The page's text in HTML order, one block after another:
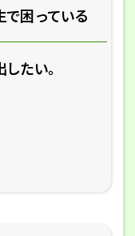
で困っている
したい｡